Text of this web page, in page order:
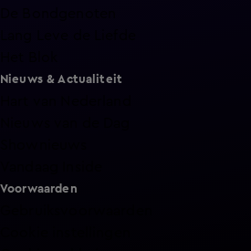
Nieuws & Actualiteit
Voorwaarden